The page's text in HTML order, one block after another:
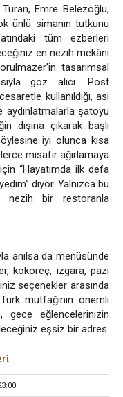
Turan, Emre Belezoğlu,
ünlü simanın tutkunu
tüm ezberleri
en nezih mekânı
tasarımsal
göz alıcı. Post
kullanıldığı, asi
aydınlatmalarla şatoyu
dışına çıkarak başlı
iyi olunca kısa
misafir ağırlamaya
“Hayatımda ilk defa
diyor. Yalnızca bu
bir restoranla
anılsa da menüsünde
kokoreç, ızgara, pazı
seçenekler arasında
mutfağının önemli
eğlencelerinizin
eşsiz bir adres.